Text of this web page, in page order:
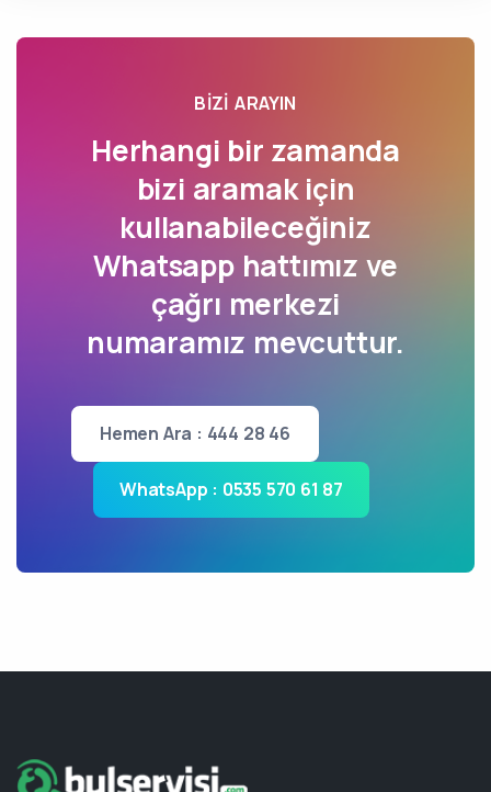
BIZI ARAYIN
Herhangi bir zamanda
bizi aramak için
kullanabileceğiniz
Whatsapp hattımız ve
çağrı merkezi
numaramız mevcuttur.
Hemen Ara : 444 28 46
WhatsApp : 0535 570 61 87